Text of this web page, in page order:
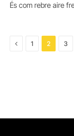
És com rebre aire
Previous
1 2 3